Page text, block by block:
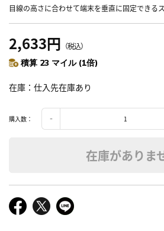
目線の高さに合わせて端末を垂直に固定できる
2,633円 （税込）
積算 23 マイル (1倍)
在庫 仕入先在庫あり
購入数：
在庫がありま